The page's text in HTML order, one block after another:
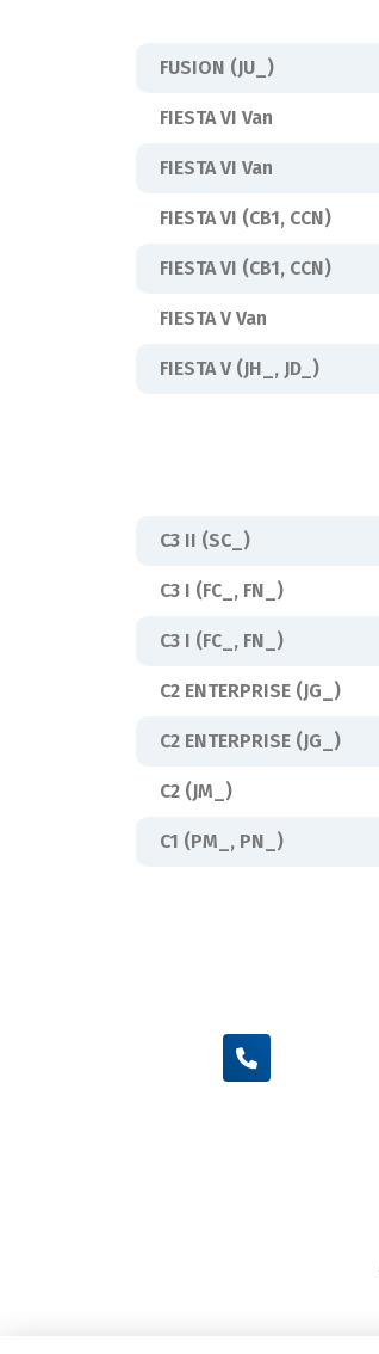
FUSION (JU_)
FIESTA VI Van
FIESTA VI Van
FIESTA VI (CB1, CCN)
FIESTA VI (CB1, CCN)
FIESTA V Van
FIESTA V (JH_, JD_)
C3 II (SC_)
C3 I (FC_, FN_)
C3 I (FC_, FN_)
C2 ENTERPRISE (JG_)
C2 ENTERPRISE (JG_)
C2 (JM_)
C1 (PM_, PN_)